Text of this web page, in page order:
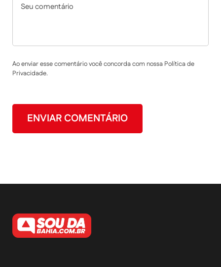
Ao enviar esse comentário você concorda com nossa Política de
Privacidade.